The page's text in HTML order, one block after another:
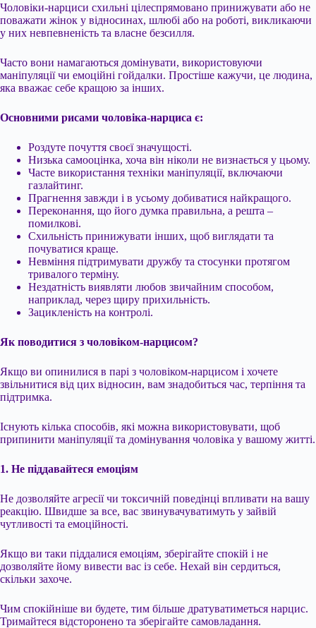
Чоловіки-нарциси схильні цілеспрямовано принижувати або не
поважати жінок у відносинах, шлюбі або на роботі, викликаючи
у них невпевненість та власне безсилля.
Часто вони намагаються домінувати, використовуючи
маніпуляції чи емоційні гойдалки. Простіше кажучи, це людина,
яка вважає себе кращою за інших.
Основними рисами чоловіка-нарциса є:
Роздуте почуття своєї значущості.
Низька самооцінка, хоча він ніколи не визнається у цьому.
Часте використання техніки маніпуляції, включаючи
газлайтинг.
Прагнення завжди і в усьому добиватися найкращого.
Переконання, що його думка правильна, а решта –
помилкові.
Схильність принижувати інших, щоб виглядати та
почуватися краще.
Невміння підтримувати дружбу та стосунки протягом
тривалого терміну.
Нездатність виявляти любов звичайним способом,
наприклад, через щиру прихильність.
Зацикленість на контролі.
Як поводитися з чоловіком-нарцисом?
Якщо ви опинилися в парі з чоловіком-нарцисом і хочете
звільнитися від цих відносин, вам знадобиться час, терпіння та
підтримка.
Існують кілька способів, які можна використовувати, щоб
припинити маніпуляції та домінування чоловіка у вашому житті.
1. Не піддавайтеся емоціям
Не дозволяйте агресії чи токсичній поведінці впливати на вашу
реакцію. Швидше за все, вас звинувачуватимуть у зайвій
чутливості та емоційності.
Якщо ви таки піддалися емоціям, зберігайте спокій і не
дозволяйте йому вивести вас із себе. Нехай він сердиться,
скільки захоче.
Чим спокійніше ви будете, тим більше дратуватиметься нарцис.
Тримайтеся відсторонено та зберігайте самовладання.